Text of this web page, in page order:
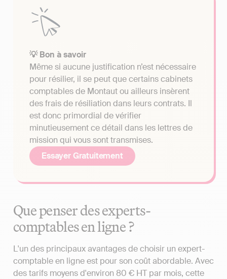
💡 Bon à savoir
Même si aucune justification n’est nécessaire
pour résilier, il se peut que certains cabinets
comptables de Montaut ou ailleurs insèrent
des frais de résiliation dans leurs contrats. Il
est donc primordial de vérifier
minutieusement ce détail dans les lettres de
mission qui vous sont transmises.
Essayer Gratuitement
Que penser des experts-
comptables en ligne ?
L'un des principaux avantages de choisir un expert-
comptable en ligne est pour son coût abordable. Avec
des tarifs moyens d'environ 80 € HT par mois, cette